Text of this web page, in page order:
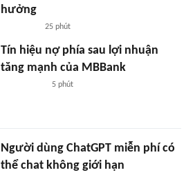
hưởng
25 phút
Tín hiệu nợ phía sau lợi nhuận
tăng mạnh của MBBank
5 phút
Người dùng ChatGPT miễn phí có
thể chat không giới hạn